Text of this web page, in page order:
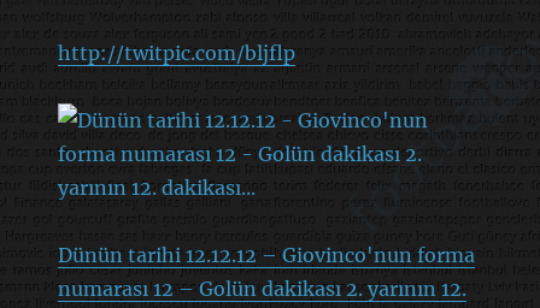
http://twitpic.com/bljflp
Dünün tarihi 12.12.12 – Giovinco'nun forma
numarası 12 – Golün dakikası 2. yarının 12.